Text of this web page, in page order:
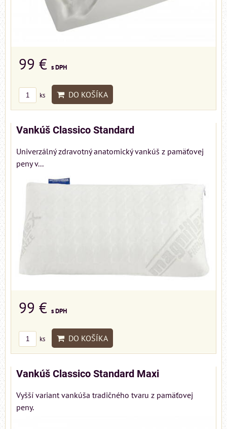
99 € s DPH
ks DO KOŠÍKA
Vankúš Classico Standard
Univerzálný zdravotný anatomický vankúš z pamäťovej
peny v...
99 € s DPH
ks DO KOŠÍKA
Vankúš Classico Standard Maxi
Vyšší variant vankúša tradičného tvaru z pamäťovej
peny.